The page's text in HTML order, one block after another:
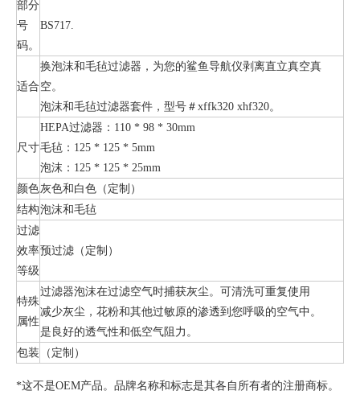
部分
号
码。
BS717.
适合
换泡沫和毛毡过滤器，为您的鲨鱼导航仪剥离直立真空真
空。
泡沫和毛毡过滤器套件，型号＃xffk320 xhf320。
尺寸
HEPA过滤器：110 * 98 * 30mm
毛毡：125 * 125 * 5mm
泡沫：125 * 125 * 25mm
颜色灰色和白色（定制）
结构泡沫和毛毡
过滤
效率
等级
预过滤（定制）
特殊
属性
过滤器泡沫在过滤空气时捕获灰尘。可清洗可重复使用
减少灰尘，花粉和其他过敏原的渗透到您呼吸的空气中。
是良好的透气性和低空气阻力。
包装
（定制）
*这不是OEM产品。品牌名称和标志是其各自所有者的注册商标。